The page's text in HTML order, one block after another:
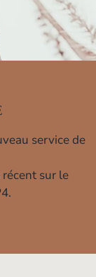
service de
sur le